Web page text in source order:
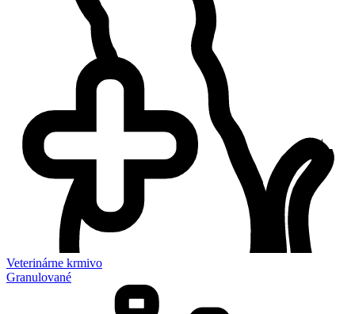
Veterinárne krmivo
Granulované